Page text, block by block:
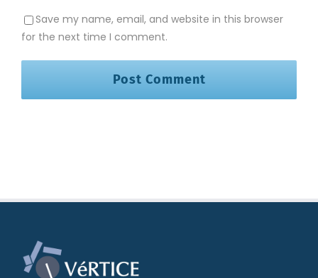
Save my name, email, and website in this browser
for the next time I comment.